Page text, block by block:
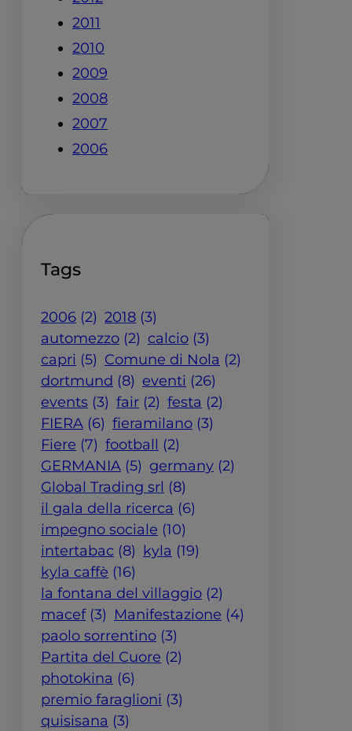
2011
2010
2009
2008
2007
2006
Tags
2006 (2) 2018 (3)
automezzo (2) calcio (3)
capri (5) Comune di Nola (2)
dortmund (8) eventi (26)
events (3) fair (2) festa (2)
FIERA (6) fieramilano (3)
Fiere (7) football (2)
GERMANIA (5) germany (2)
Global Trading srl (8)
il gala della ricerca (6)
impegno sociale (10)
intertabac (8) kyla (19)
kyla caffè (16)
la fontana del villaggio (2)
macef (3) Manifestazione (4)
paolo sorrentino (3)
Partita del Cuore (2)
photokina (6)
premio faraglioni (3)
quisisana (3)